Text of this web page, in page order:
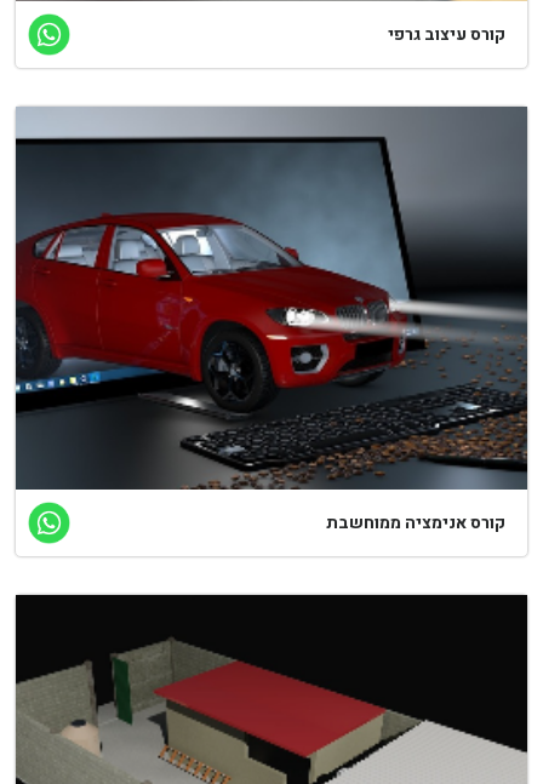
קורס עיצוב גרפי
קורס אנימציה ממוחשבת